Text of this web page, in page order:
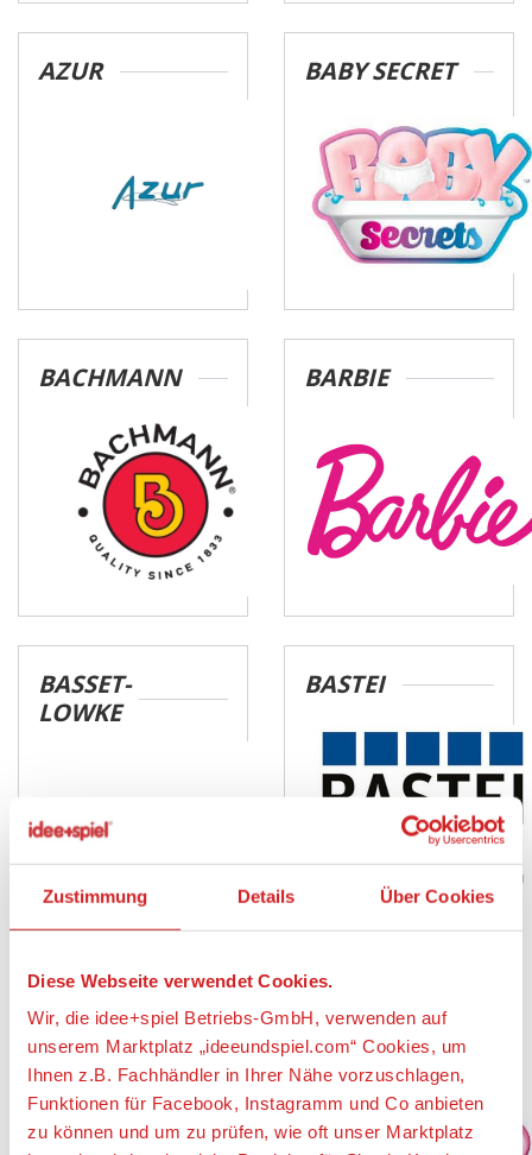
Zustimmung Details Über Cookies
Diese Webseite verwendet Cookies.
Wir, die idee+spiel Betriebs-GmbH, verwenden auf
unserem Marktplatz „ideeundspiel.com“ Cookies, um
Ihnen z.B. Fachhändler in Ihrer Nähe vorzuschlagen,
Funktionen für Facebook, Instagramm und Co anbieten
zu können und um zu prüfen, wie oft unser Marktplatz
AZUR BABY SECRET
BACHMANN BARBIE
BASSET-
LOWKE
BASTEI
BAUFIX BAYER DESIGN